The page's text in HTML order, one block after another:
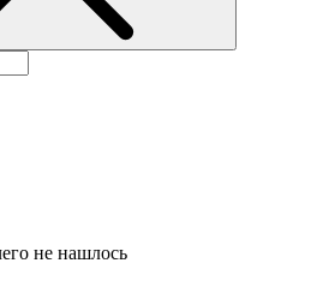
не нашлось